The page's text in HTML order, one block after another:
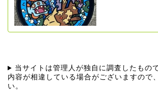
当サイトは管理人が独自に調査したもの
内容が相違している場合がございますので
い。